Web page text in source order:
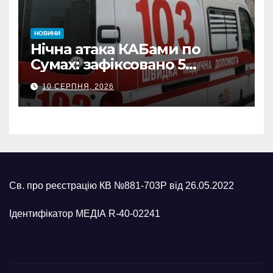
НОВИНИ
Нічна атака КАБами по
Сумах: зафіксовано 5
влучань, щонайменше
п’ятеро поранених
10 СЕРПНЯ, 2026
Св. про реєстрацію КВ №881-703Р від 26.05.2022
Ідентифікатор МЕДІА R-40-02241